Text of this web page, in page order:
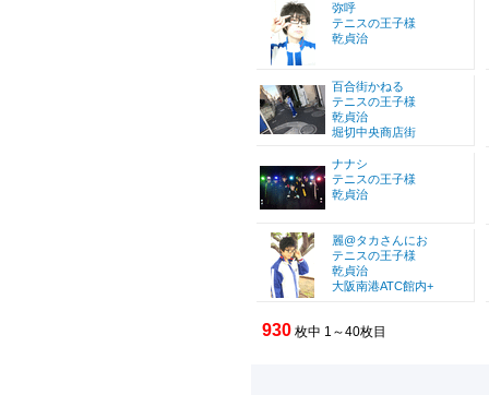
弥呼
テニスの王子様
乾貞治
百合街かねる
テニスの王子様
乾貞治
堀切中央商店街
ナナシ
テニスの王子様
乾貞治
麗@タカさんにお
テニスの王子様
乾貞治
大阪南港ATC館内+
930 枚中 1～40枚目